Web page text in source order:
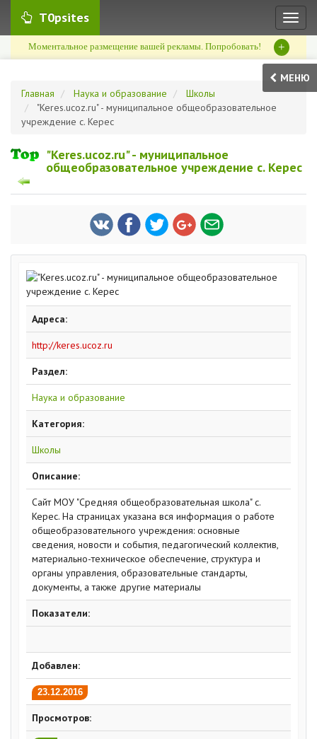
T0psites
Моментальное размещение вашей рекламы. Попробовать! +
МЕНЮ
Главная
Наука и образование
Школы
"Keres.ucoz.ru" - муниципальное общеобразовательное
учреждение с. Керес
"Keres.ucoz.ru" - муниципальное
общеобразовательное учреждение с. Керес
Адреса:
http://keres.ucoz.ru
Раздел:
Наука и образование
Категория:
Школы
Описание:
Сайт МОУ "Средняя общеобразовательная школа" с.
Керес. На страницах указана вся информация о работе
общеобразовательного учреждения: основные
сведения, новости и события, педагогический коллектив,
материально-техническое обеспечение, структура и
органы управления, образовательные стандарты,
документы, а также другие материалы
Показатели:
Добавлен:
23.12.2016
Просмотров: